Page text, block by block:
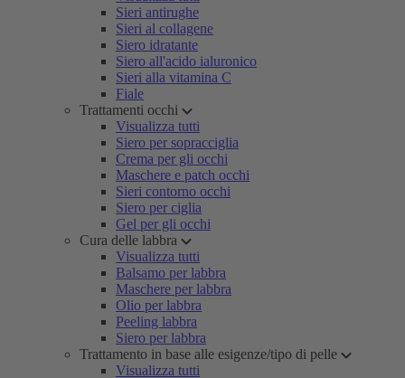
Sieri antirughe
Sieri al collagene
Siero idratante
Siero all'acido ialuronico
Sieri alla vitamina C
Fiale
Trattamenti occhi
Visualizza tutti
Siero per sopracciglia
Crema per gli occhi
Maschere e patch occhi
Sieri contorno occhi
Siero per ciglia
Gel per gli occhi
Cura delle labbra
Visualizza tutti
Balsamo per labbra
Maschere per labbra
Olio per labbra
Peeling labbra
Siero per labbra
Trattamento in base alle esigenze/tipo di pelle
Visualizza tutti